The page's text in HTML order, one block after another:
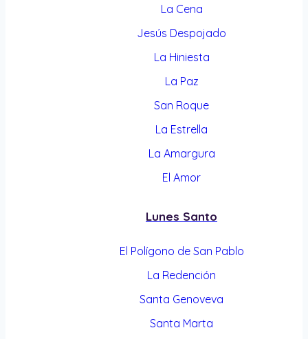
La Cena
Jesús Despojado
La Hiniesta
La Paz
San Roque
La Estrella
La Amargura
El Amor
Lunes Santo
El Polígono de San Pablo
La Redención
Santa Genoveva
Santa Marta